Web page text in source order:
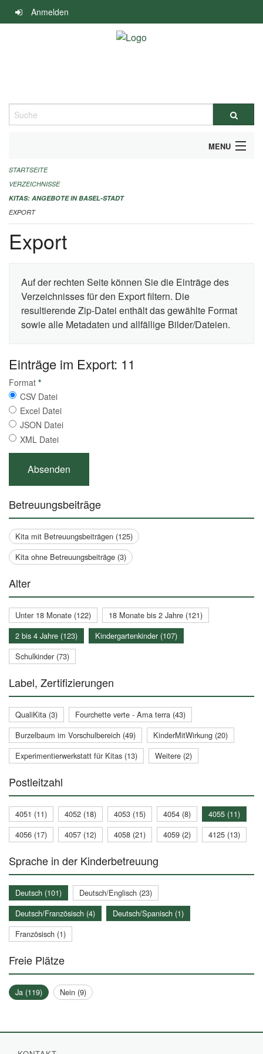
Navigation
überspringen
Anmelden
Suche
MENU
ALLGEMEINE INFORMATIONEN
IMPRESSUM
STARTSEITE
VERZEICHNISSE
KITAS: ANGEBOTE IN BASEL-STADT
EXPORT
Export
Auf der rechten Seite können Sie die Einträge des
Verzeichnisses für den Export filtern. Die
resultierende Zip-Datei enthält das gewählte Format
sowie alle Metadaten und allfällige Bilder/Dateien.
Einträge im Export: 11
Format *
CSV Datei
Excel Datei
JSON Datei
XML Datei
Betreuungsbeiträge
Kita mit Betreuungsbeiträgen (125)
Kita ohne Betreuungsbeiträge (3)
Alter
Unter 18 Monate (122)
18 Monate bis 2 Jahre (121)
2 bis 4 Jahre (123)
Kindergartenkinder (107)
Schulkinder (73)
Label, Zertifizierungen
QualiKita (3)
Fourchette verte - Ama terra (43)
Burzelbaum im Vorschulbereich (49)
KinderMitWirkung (20)
Experimentierwerkstatt für Kitas (13)
Weitere (2)
Postleitzahl
4051 (11) 4052 (18) 4053 (15) 4054 (8)
4055 (11)
4056 (17)
4057 (12) 4058 (21) 4059 (2) 4125 (13)
Sprache in der Kinderbetreuung
Deutsch (101)
Deutsch/Englisch (23)
Deutsch/Französisch (4)
Deutsch/Spanisch (1)
Französisch (1)
Freie Plätze
Ja (119) Nein (9)